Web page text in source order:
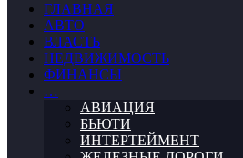
ГЛАВНАЯ
АВТО
ВЛАСТЬ
НЕДВИЖИМОСТЬ
ФИНАНСЫ
…
АВИАЦИЯ
БЬЮТИ
ИНТЕРТЕЙМЕНТ